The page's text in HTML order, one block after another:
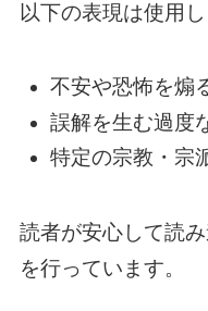
以下の表現は使用し
不安や恐怖を煽
誤解を生む過度
特定の宗教・宗
読者が安心して読
を行っています。